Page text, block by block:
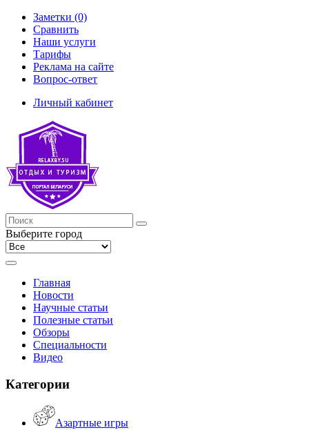
Заметки (0)
Сравнить
Наши услуги
Тарифы
Реклама на сайте
Вопрос-ответ
Личный кабинет
Выберите город
Главная
Новости
Научные статьи
Полезные статьи
Обзоры
Специальности
Видео
Категории
Азартные игры